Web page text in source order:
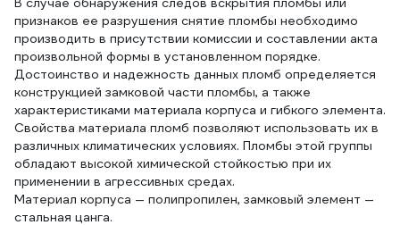
признаков ее разрушения снятие пломбы необходимо
производить в присутствии комиссии и составлении акта
произвольной формы в установленном порядке.
Достоинство и надежность данных пломб определяется
конструкцией замковой части пломбы, а также
характеристиками материала корпуса и гибкого элемента.
Свойства материала пломб позволяют использовать их в
различных климатических условиях. Пломбы этой группы
обладают высокой химической стойкостью при их
применении в агрессивных средах.
Материал корпуса — полипропилен, замковый элемент —
стальная цанга.